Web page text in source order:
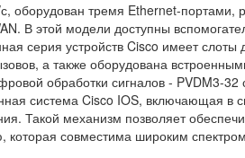
оборудован тремя Ethernet-
В этой модели доступны
серия устройств Cisco имеет
а также оборудована
обработки сигналов - PVDM3-
система Cisco IOS, включающая в
Такой механизм позволяет
совместима широким